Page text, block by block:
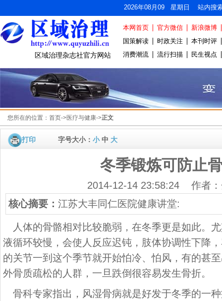
2026年08月09 星期日 站内搜
区域治理杂志社官方网站
本网首页 官方微信
新浪微博
国策解读
时政关注
本刊时评
消费潮流
流行扫描 民生视点
您所在的位置： 首页->医疗与健康->正文
打印 字号大小： 小中 大
冬季锻炼可防止
2014-12-14 23:58:24 作者：
核心摘要： 江苏大丰同仁医院健康讲堂:
人体的骨骼相对比较脆弱，在冬季更是如此。
液循环较慢，会使人反应迟钝，肢体协调性下降
的关节一到这个季节就开始怕冷、怕风，有的甚
外骨质疏松的人群，一旦跌倒很容易发生骨折。
骨科专家指出，风湿骨病就是好发于冬季的一